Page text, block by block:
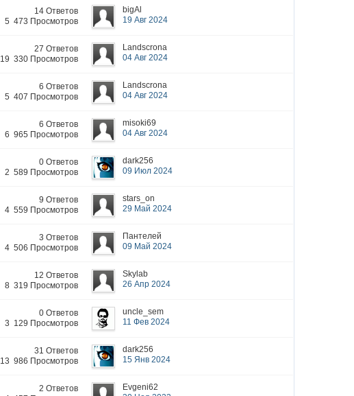
14 Ответов
5 473 Просмотров
bigAl
19 Авг 2024
27 Ответов
19 330 Просмотров
Landscrona
04 Авг 2024
6 Ответов
5 407 Просмотров
Landscrona
04 Авг 2024
6 Ответов
6 965 Просмотров
misoki69
04 Авг 2024
0 Ответов
2 589 Просмотров
dark256
09 Июл 2024
9 Ответов
4 559 Просмотров
stars_on
29 Май 2024
3 Ответов
4 506 Просмотров
Пантелей
09 Май 2024
12 Ответов
8 319 Просмотров
Skylab
26 Апр 2024
0 Ответов
3 129 Просмотров
uncle_sem
11 Фев 2024
31 Ответов
13 986 Просмотров
dark256
15 Янв 2024
2 Ответов
Evgeni62